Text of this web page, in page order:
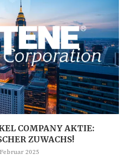
COMPANY AKTIE:
ZUWACHS!
2025